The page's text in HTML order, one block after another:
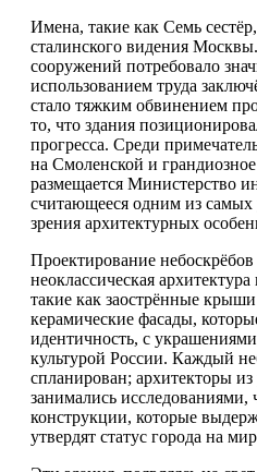
Имена, такие как Семь
сталинского видения
сооружений потребовало
использованием труда
стало тяжким обвинением
то, что здания
прогресса. Среди
на Смоленской и
размещается Министерство
считающееся одним из
зрения архитектурных
Проектирование
неоклассическая
такие как заострённые
керамические фасады,
идентичность, с
культурой России. Каждый
спланирован; архитекторы
занимались исследованиями,
конструкции, которые
утвердят статус города на